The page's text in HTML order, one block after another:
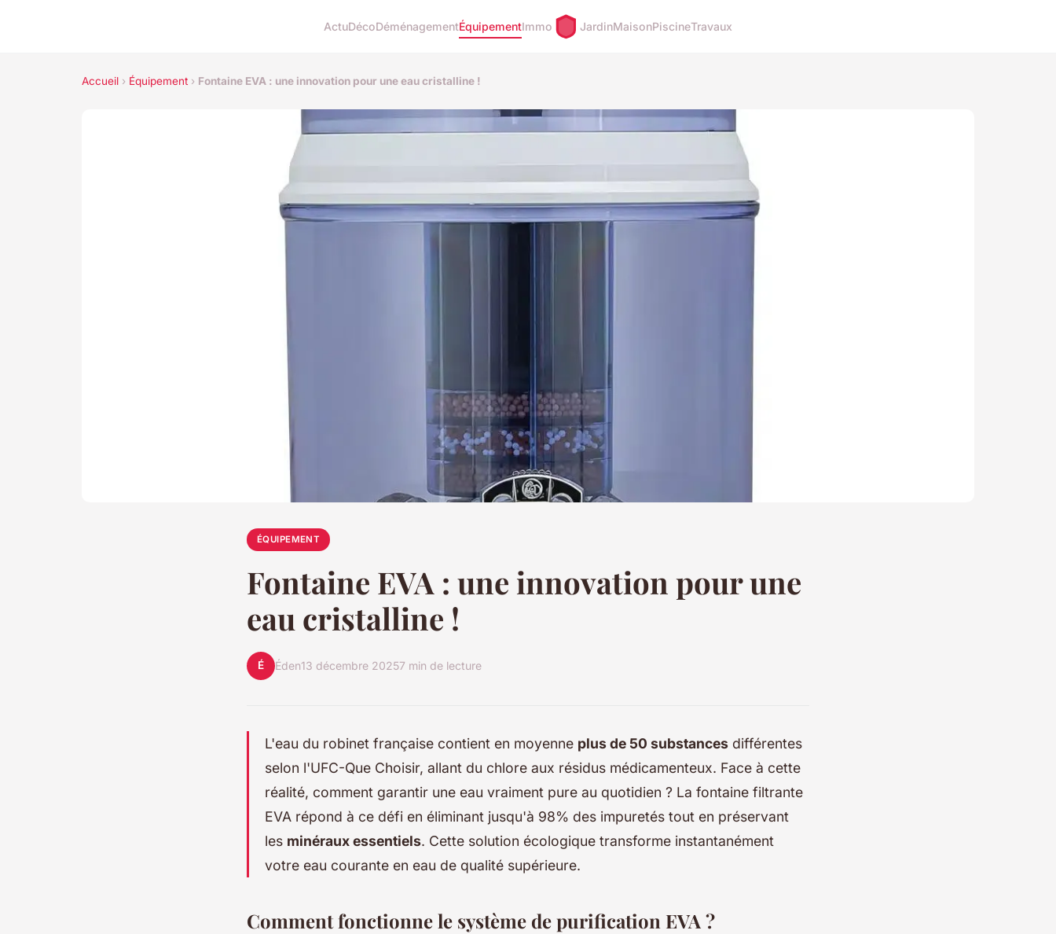
ActuDécoDéménagementÉquipementImmo JardinMaisonPiscineTravaux
Accueil › Équipement › Fontaine EVA : une innovation pour une eau cristalline !
ÉQUIPEMENT
Fontaine EVA : une innovation pour une
eau cristalline !
É Éden13 décembre 20257 min de lecture
L'eau du robinet française contient en moyenne plus de 50 substances différentes
selon l'UFC-Que Choisir, allant du chlore aux résidus médicamenteux. Face à cette
réalité, comment garantir une eau vraiment pure au quotidien ? La fontaine filtrante
EVA répond à ce défi en éliminant jusqu'à 98% des impuretés tout en préservant
les minéraux essentiels. Cette solution écologique transforme instantanément
votre eau courante en eau de qualité supérieure.
Comment fonctionne le système de purification EVA ?